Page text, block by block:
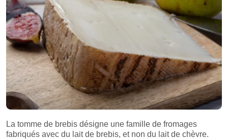
La tomme de brebis désigne une famille de fromages
fabriqués avec du lait de brebis, et non du lait de chèvre.